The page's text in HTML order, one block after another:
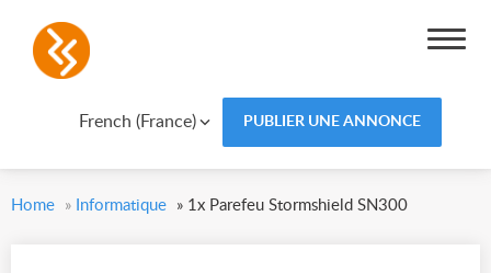
French (France) PUBLIER UNE ANNONCE
Home » Informatique » 1x Parefeu Stormshield SN300